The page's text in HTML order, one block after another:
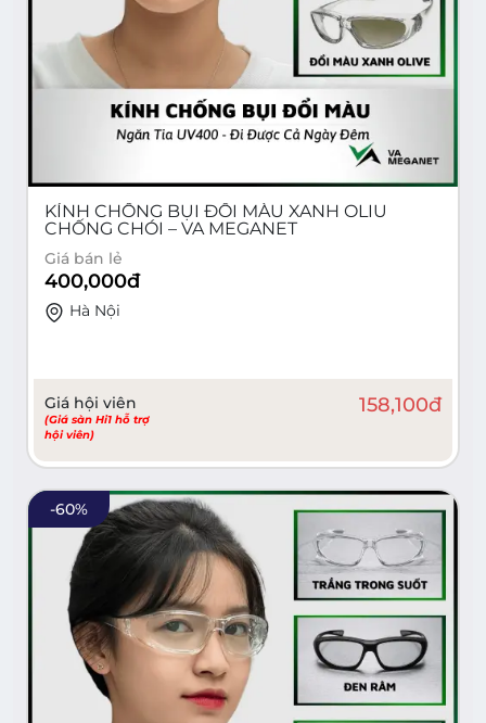
KÍNH CHỐNG BỤI ĐỔI MÀU XANH OLIU
CHỐNG CHÓI – VA MEGANET
Giá bán lẻ
400,000đ
Hà Nội
Giá hội viên
(Giá sàn Hi1 hỗ trợ
hội viên)
158,100đ
-60%